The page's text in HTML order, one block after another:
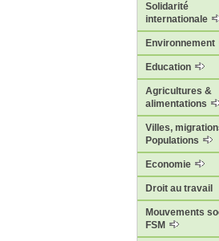
Solidarité
internationale
Environnement
Education
Agricultures &
alimentations
Villes,
Populations
Economie
Droit au travail
Mouvements
FSM